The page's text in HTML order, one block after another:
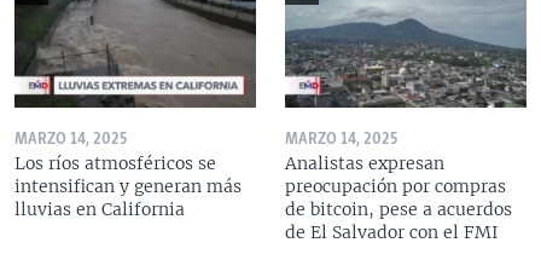
MARZO 14, 2025
Los ríos atmosféricos se
intensifican y generan más
lluvias en California
MARZO 14, 2025
Analistas expresan
preocupación por compras
de bitcoin, pese a acuerdos
de El Salvador con el FMI